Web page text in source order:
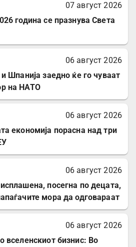
07 август 2026
година се празнува Света
06 август 2026
и Шпанија заедно ќе го чуваат
на НАТО
06 август 2026
економија порасна над три
06 август 2026
посегна по децата,
мора да одговараат
06 август 2026
вселенскиот бизнис: Во